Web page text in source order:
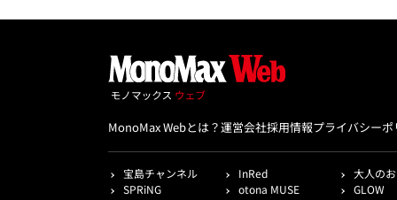
MonoMax Webとは？運営会社採用情報プライバシー
宝島チャンネル InRed
大人の
SPRiNG
otona MUSE
GLOW